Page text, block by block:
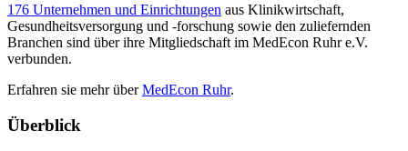
176 Unternehmen und Einrichtungen aus Klinikwirtschaft,
Gesundheitsversorgung und -forschung sowie den zuliefernden
Branchen sind über ihre Mitgliedschaft im MedEcon Ruhr e.V.
verbunden.
Erfahren sie mehr überMedEcon Ruhr.
Überblick